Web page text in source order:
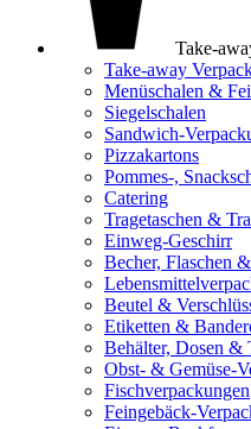
Take-
Take-away
Menüschalen &
Siegelschalen
Sandwich-
Pizzakartons
Pommes-,
Catering
Tragetaschen &
Einweg-Geschirr
Becher, Flaschen
Beutel &
Etiketten &
Behälter, Dosen &
Obst- & Gemüse-
Fischverpackungen
Feingebäck-